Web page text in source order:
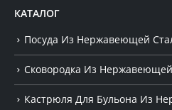
КАТАЛОГ
Посуда Из Нержавеющей
Сковородка Из
Кастрюля Для Бульона Из